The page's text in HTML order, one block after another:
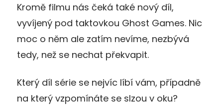
Kromě filmu nás čeká také nový díl,
vyvíjený pod taktovkou Ghost Games. Nic
moc o něm ale zatím nevíme, nezbývá
tedy, než se nechat překvapit.
Který díl série se nejvíc líbí vám, případně
na který vzpomínáte se slzou v oku?